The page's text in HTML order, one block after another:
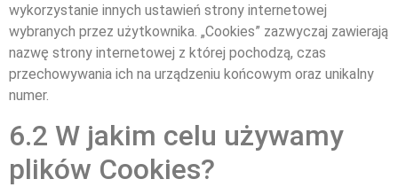
wykorzystanie innych ustawień strony internetowej
wybranych przez użytkownika. „Cookies” zazwyczaj zawierają
nazwę strony internetowej z której pochodzą, czas
przechowywania ich na urządzeniu końcowym oraz unikalny
numer.
6.2 W jakim celu używamy
plików Cookies?